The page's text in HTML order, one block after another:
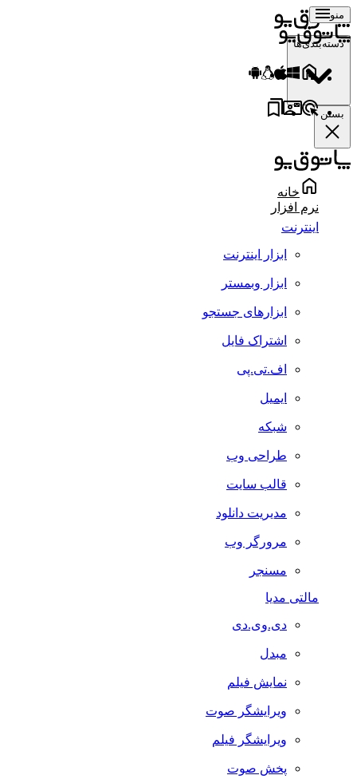
منو
دسته‌بندی‌ها
بستن
خانه
نرم افزار
اینترنت
ابزار اینترنت
ابزار وبمستر
ابزارهای جستجو
اشتراک فایل
اف.تی.پی
ایمیل
شبکه
طراحی وب
قالب سایت
مدیریت دانلود
مرورگر وب
مسنجر
مالتی مدیا
دی.وی.دی
مبدل
نمایش فیلم
ویرایشگر صوت
ویرایشگر فیلم
پخش صوت